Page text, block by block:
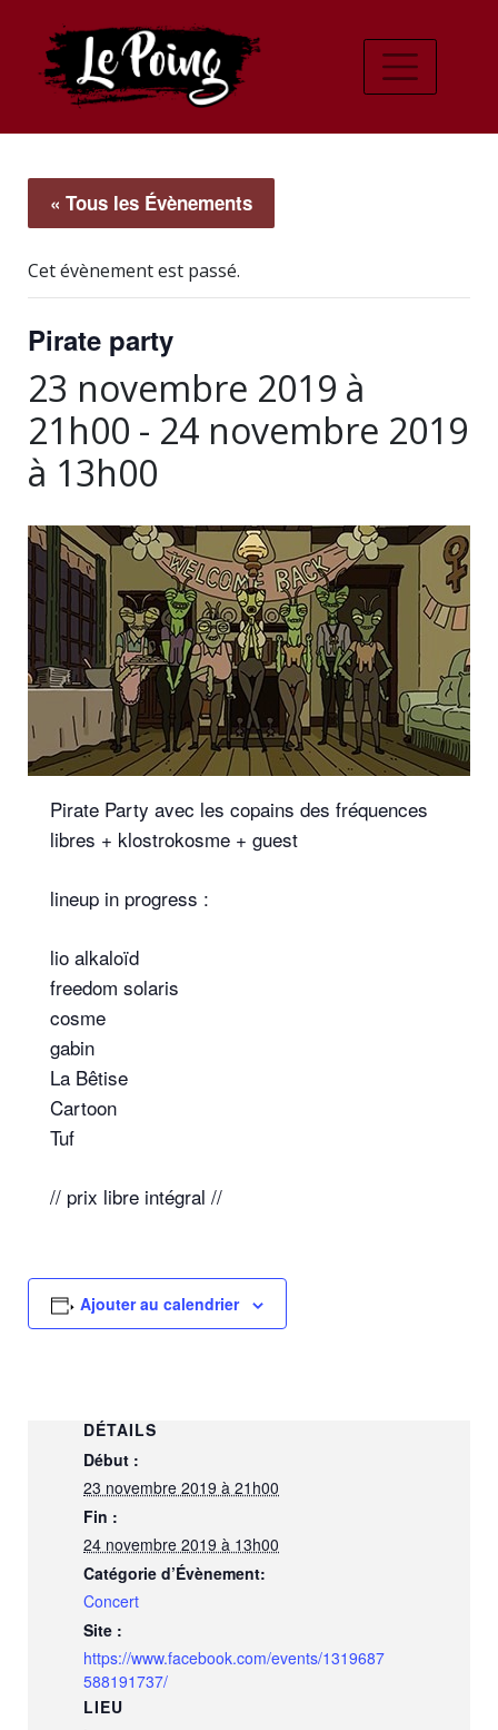
« Tous les Évènements
Cet évènement est passé.
Pirate party
23 novembre 2019 à
21h00 - 24 novembre 2019
à 13h00
Pirate Party avec les copains des fréquences
libres + klostrokosme + guest
lineup in progress :
lio alkaloïd
freedom solaris
cosme
gabin
La Bêtise
Cartoon
Tuf
// prix libre intégral //
Ajouter au calendrier
DÉTAILS
Début :
23 novembre 2019 à 21h00
Fin :
24 novembre 2019 à 13h00
Catégorie d’Évènement:
Concert
Site :
https://www.facebook.com/events/1319687
588191737/
LIEU